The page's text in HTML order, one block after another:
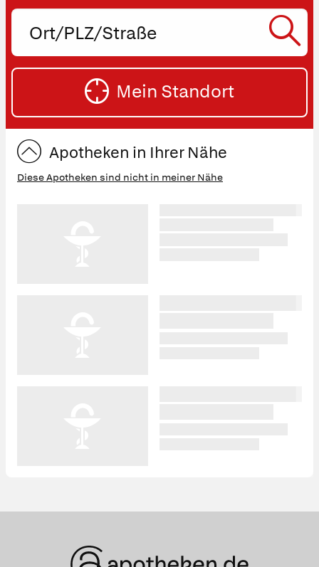
Ort,
oder
Straße
Mein Standort
Apotheken in Ihrer Nähe
Diese Apotheken sind nicht in meiner Nähe